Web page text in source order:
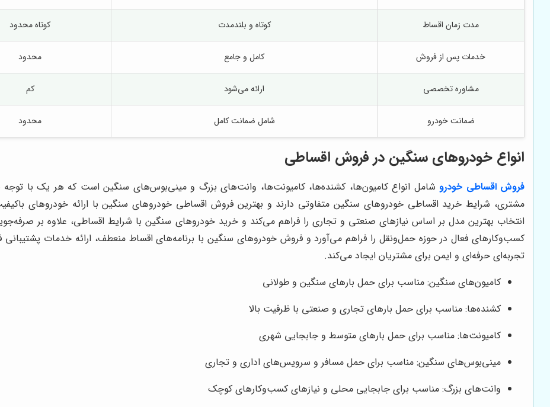
مدت زمان اقساط کوتاه و بلندمدت کوتاه محدود
خدمات پس از فروش کامل و جامع محدود
مشاوره تخصصی ارائه می‌شود کم
ضمانت خودرو شامل ضمانت کامل محدود
انواع خودروهای سنگین در فروش اقساطی
فروش اقساطی خودرو شامل انواع کامیون‌ها، کشنده‌ها، کامیونت‌ها، وانت‌های بزرگ و مینی‌بوس‌های سنگین است که هر یک با توجه
مشتری، شرایط خرید اقساطی خودروهای سنگین متفاوتی دارند و بهترین فروش اقساطی خودروهای سنگین با ارائه خودروهای
انتخاب بهترین مدل بر اساس نیازهای صنعتی و تجاری را فراهم می‌کند و خرید خودروهای سنگین با شرایط اقساطی، علاوه بر
کسب‌وکارهای فعال در حوزه حمل‌ونقل را فراهم می‌آورد و فروش خودروهای سنگین با برنامه‌های اقساط منعطف، ارائه خدمات
تجربه‌ای حرفه‌ای و ایمن برای مشتریان ایجاد می‌کند.
کامیون‌های سنگین: مناسب برای حمل بارهای سنگین و طولانی
کشنده‌ها: مناسب برای حمل بارهای تجاری و صنعتی با ظرفیت بالا
کامیونت‌ها: مناسب برای حمل بارهای متوسط و جابجایی شهری
مینی‌بوس‌های سنگین: مناسب برای حمل مسافر و سرویس‌های اداری و تجاری
وانت‌های بزرگ: مناسب برای جابجایی محلی و نیازهای کسب‌وکارهای کوچک